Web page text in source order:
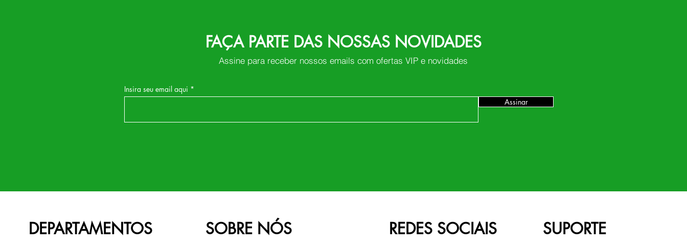
FAÇA PARTE DAS NOSSAS NOVIDADES
Assine para receber nossos emails com ofertas VIP e novidades
Insira seu email aqui
Assinar
DEPARTAMENTOS SOBRE NÓS REDES SOCIAIS SUPORTE